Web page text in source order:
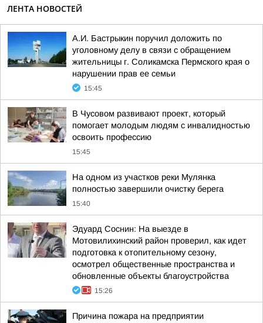
ЛЕНТА НОВОСТЕЙ
А.И. Бастрыкин поручил доложить по
уголовному делу в связи с обращением
жительницы г. Соликамска Пермского края о
нарушении прав ее семьи
15:45
В Чусовом развивают проект, который
помогает молодым людям с инвалидностью
освоить профессию
15:45
На одном из участков реки Мулянка
полностью завершили очистку берега
15:40
Эдуард Соснин: На выезде в
Мотовилихинский район проверил, как идет
подготовка к отопительному сезону,
осмотрел общественные пространства и
обновленные объекты благоустройства
15:26
Причина пожара на предприятии